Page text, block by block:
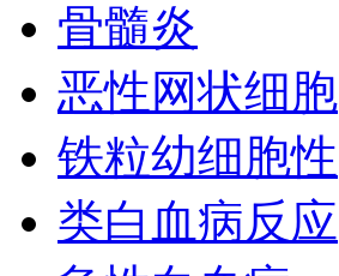
骨髓炎
恶性网状细胞
铁粒幼细胞性
类白血病反应